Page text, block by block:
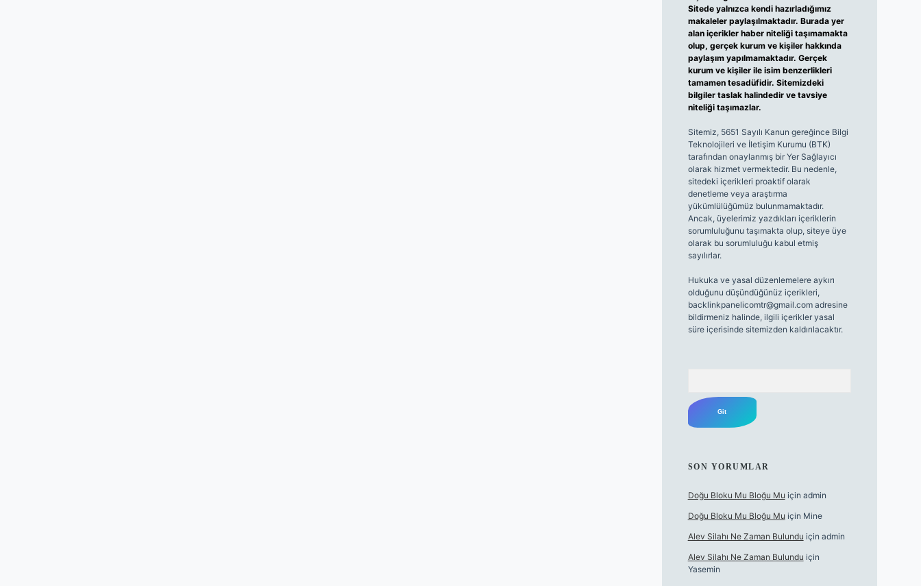
Sitede yalnızca kendi hazırladığımız
makaleler paylaşılmaktadır. Burada yer
alan içerikler haber niteliği taşımamakta
olup, gerçek kurum ve kişiler hakkında
paylaşım yapılmamaktadır. Gerçek
kurum ve kişiler ile isim benzerlikleri
tamamen tesadüfidir. Sitemizdeki
bilgiler taslak halindedir ve tavsiye
niteliği taşımazlar.
Sitemiz, 5651 Sayılı Kanun gereğince Bilgi
Teknolojileri ve İletişim Kurumu (BTK)
tarafından onaylanmış bir Yer Sağlayıcı
olarak hizmet vermektedir. Bu nedenle,
sitedeki içerikleri proaktif olarak
denetleme veya araştırma
yükümlülüğümüz bulunmamaktadır.
Ancak, üyelerimiz yazdıkları içeriklerin
sorumluluğunu taşımakta olup, siteye üye
olarak bu sorumluluğu kabul etmiş
sayılırlar.
Hukuka ve yasal düzenlemelere aykırı
olduğunu düşündüğünüz içerikleri,
backlinkpanelicomtr@gmail.comadresine
bildirmeniz halinde, ilgili içerikler yasal
süre içerisinde sitemizden kaldırılacaktır.
SON YORUMLAR
Doğu Bloku Mu Bloğu Mu için admin
Doğu Bloku Mu Bloğu Mu için Mine
Alev Silahı Ne Zaman Bulundu için admin
Alev Silahı Ne Zaman Bulundu için
Yasemin